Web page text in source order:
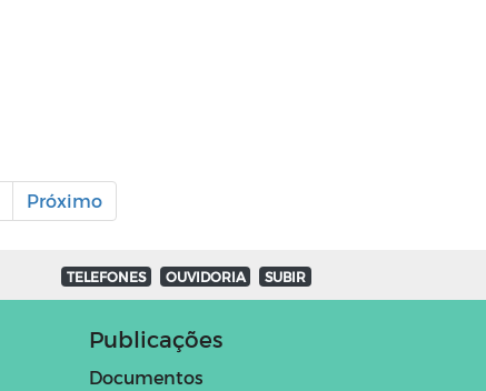
Próximo
TELEFONES OUVIDORIA SUBIR
Publicações
Documentos